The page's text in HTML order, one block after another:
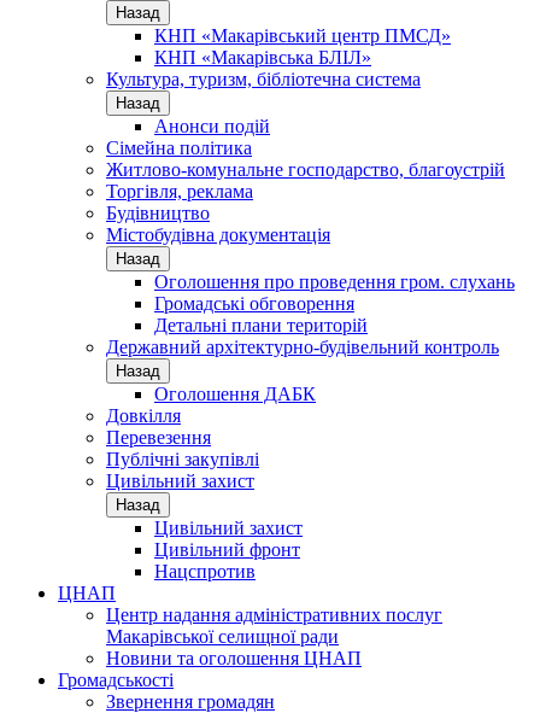
Назад
КНП «Макарівський центр ПМСД»
КНП «Макарівська БЛІЛ»
Культура, туризм, бібліотечна система
Назад
Анонси подій
Сімейна політика
Житлово-комунальне господарство, благоустрій
Торгівля, реклама
Будівництво
Містобудівна документація
Назад
Оголошення про проведення гром. слухань
Громадські обговорення
Детальні плани територій
Державний архітектурно-будівельний контроль
Назад
Оголошення ДАБК
Довкілля
Перевезення
Публічні закупівлі
Цивільний захист
Назад
Цивільний захист
Цивільний фронт
Нацспротив
ЦНАП
Центр надання адміністративних послуг
Макарівської селищної ради
Новини та оголошення ЦНАП
Громадськості
Звернення громадян